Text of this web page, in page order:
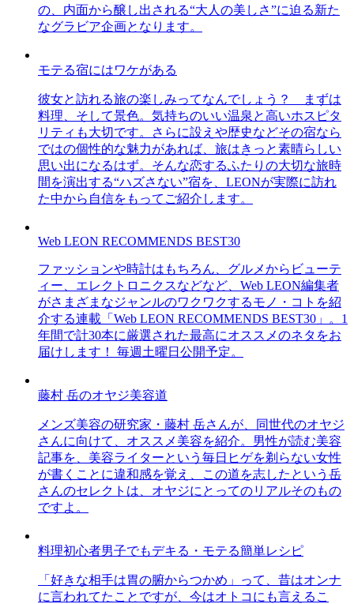
の、内面から醸し出される“大人の美しさ”に迫る新た
なグラビア企画となります。
モテる宿にはワケがある
彼女と訪れる旅の楽しみってなんでしょう？ まずは
料理、そして景色。気持ちのいい温泉と高いホスピタ
リティも大切です。さらに設えや歴史などその宿なら
ではの個性的な魅力があれば、旅はきっと素晴らしい
思い出になるはず。そんな恋するふたりの大切な旅時
間を演出する“ハズさない”宿を、LEONが実際に訪れ
た中から自信をもってご紹介します。
Web LEON RECOMMENDS BEST30
ファッションや時計はもちろん、グルメからビューテ
ィー、エレクトロニクスなどなど、Web LEON編集者
がさまざまなジャンルのワクワクするモノ・コトを紹
介する連載「Web LEON RECOMMENDS BEST30」。1
年間で計30本に厳選された最高にオススメのネタをお
届けします！ 毎週土曜日公開予定。
藤村 岳のオヤジ美容道
メンズ美容の研究家・藤村 岳さんが、同世代のオヤジ
さんに向けて、オススメ美容を紹介。男性が読む美容
記事を、美容ライターという毎日ヒゲを剃らない女性
が書くことに違和感を覚え、この道を志したという岳
さんのセレクトは、オヤジにとってのリアルそのもの
ですよ。
料理初心者男子でもデキる・モテる簡単レシピ
「好きな相手は胃の腑からつかめ」って、昔はオンナ
に言われてたことですが、今はオトコにも言えるこ